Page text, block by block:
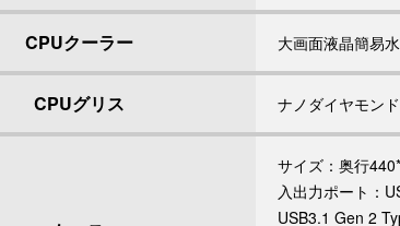
CPUクーラー 大画面液晶簡易
CPUグリス ナノダイヤモン
サイズ：奥行
入出力ポート：
USB3.1 Gen 2